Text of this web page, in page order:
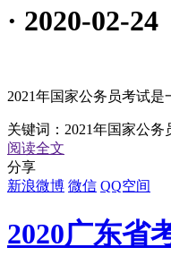
· 2020-02-24
2021年国家公务员考试
关键词： 2021年国家公
阅读全文
分享
新浪微博 微信 QQ空间
2020广东省